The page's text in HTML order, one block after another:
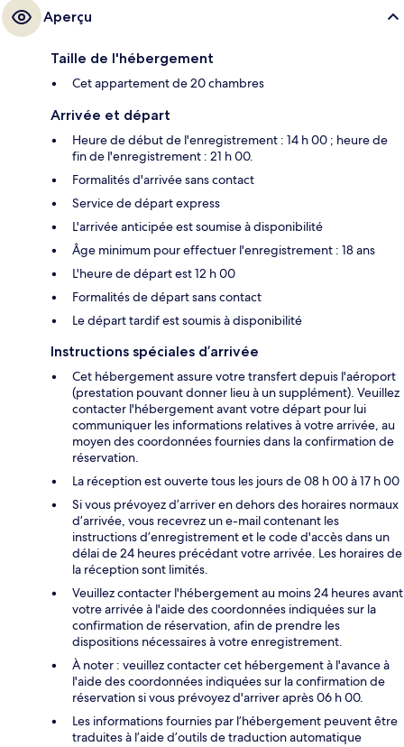
Aperçu
Taille de l'hébergement
Cet appartement de 20 chambres
Arrivée et départ
Heure de début de l'enregistrement : 14 h 00 ; heure de
fin de l'enregistrement : 21 h 00.
Formalités d'arrivée sans contact
Service de départ express
L'arrivée anticipée est soumise à disponibilité
Âge minimum pour effectuer l'enregistrement : 18 ans
L'heure de départ est 12 h 00
Formalités de départ sans contact
Le départ tardif est soumis à disponibilité
Instructions spéciales d’arrivée
Cet hébergement assure votre transfert depuis l'aéroport
(prestation pouvant donner lieu à un supplément). Veuillez
contacter l'hébergement avant votre départ pour lui
communiquer les informations relatives à votre arrivée, au
moyen des coordonnées fournies dans la confirmation de
réservation.
La réception est ouverte tous les jours de 08 h 00 à 17 h 00
Si vous prévoyez d’arriver en dehors des horaires normaux
d’arrivée, vous recevrez un e-mail contenant les
instructions d’enregistrement et le code d'accès dans un
délai de 24 heures précédant votre arrivée. Les horaires de
la réception sont limités.
Veuillez contacter l'hébergement au moins 24 heures avant
votre arrivée à l'aide des coordonnées indiquées sur la
confirmation de réservation, afin de prendre les
dispositions nécessaires à votre enregistrement.
À noter : veuillez contacter cet hébergement à l'avance à
l'aide des coordonnées indiquées sur la confirmation de
réservation si vous prévoyez d'arriver après 06 h 00.
Les informations fournies par l’hébergement peuvent être
traduites à l’aide d’outils de traduction automatique